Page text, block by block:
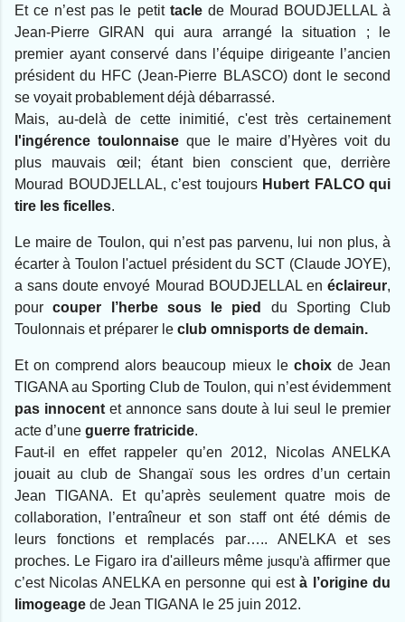
Et ce n’est pas le petit tacle de Mourad BOUDJELLAL à
Jean-Pierre GIRAN qui aura arrangé la situation ; le
premier ayant conservé dans l’équipe dirigeante l’ancien
président du HFC (Jean-Pierre BLASCO) dont le second
se voyait probablement déjà débarrassé.
Mais, au-delà de cette inimitié, c'est très certainement
l'ingérence toulonnaise que le maire d’Hyères voit du
plus mauvais œil ; étant bien conscient que, derrière
Mourad BOUDJELLAL, c’est toujours Hubert FALCO qui
tire les ficelles.
Le maire de Toulon, qui n’est pas parvenu, lui non plus, à
écarterà Toulon l'actuel président du SCT (Claude JOYE),
a sans doute envoyé Mourad BOUDJELLAL en éclaireur,
pourcouper l’herbe sous le pied du Sporting Club
Toulonnais et préparer le club omnisports de demain.
Et on comprend alors beaucoup mieux le choix de Jean
TIGANA au Sporting Club de Toulon, qui n’est évidemment
pas innocent et annonce sans doute à lui seul le premier
acte d’une guerre fratricide.
Faut-il en effet rappeler qu’en 2012, Nicolas ANELKA
jouait au club de Shangaï sous les ordres d’un certain
Jean TIGANA.
Et qu’après seulement quatre mois de
collaboration, l’entraîneur et son staff ont été démis de
leurs fonctions et remplacés par….. ANELKA et ses
proches. Le Figaro ira d'ailleurs même jusqu’à affirmer que
c’est Nicolas ANELKA en personne qui està l’origine du
limogeage de Jean TIGANA le 25 juin 2012.